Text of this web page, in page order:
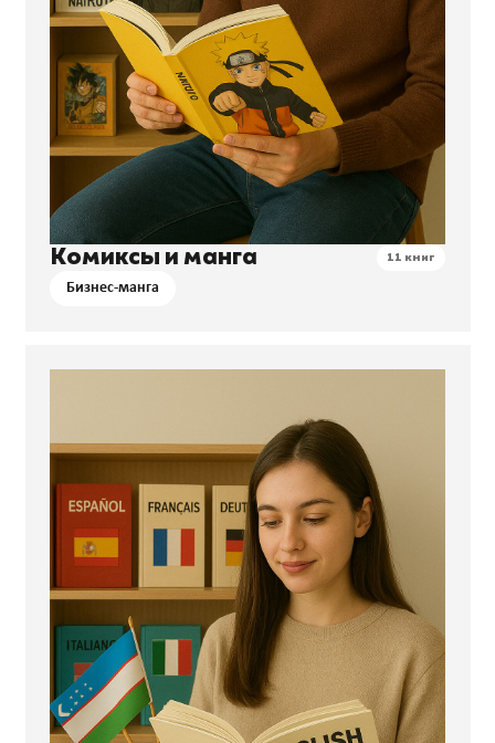
Комиксы и манга 11 книг
Бизнес-манга